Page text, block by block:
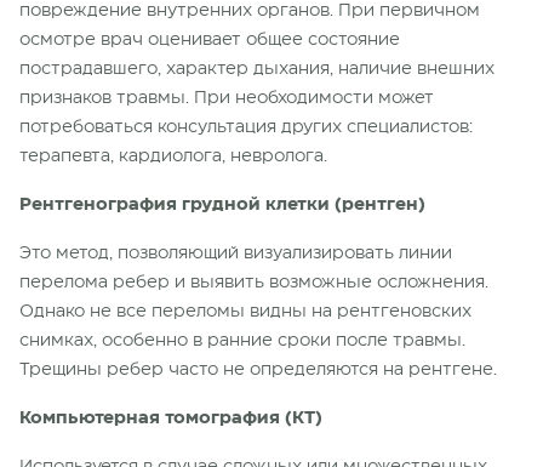
повреждение внутренних органов. При первичном
осмотре врач оценивает общее состояние
пострадавшего, характер дыхания, наличие внешних
признаков травмы. При необходимости может
потребоваться консультация других специалистов:
терапевта, кардиолога, невролога.
Рентгенография грудной клетки (рентген)
Это метод, позволяющий визуализировать линии
перелома ребер и выявить возможные осложнения.
Однако не все переломы видны на рентгеновских
снимках, особенно в ранние сроки после травмы.
Трещины ребер часто не определяются на рентгене.
Компьютерная томография (КТ)